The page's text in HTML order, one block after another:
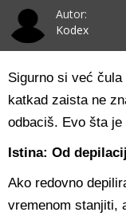
Autor:
Kodex
Sigurno si već
katkad zaista ne
odbaciš. Evo šta
Istina: Od
Ako redovno
vremenom stanjiti,